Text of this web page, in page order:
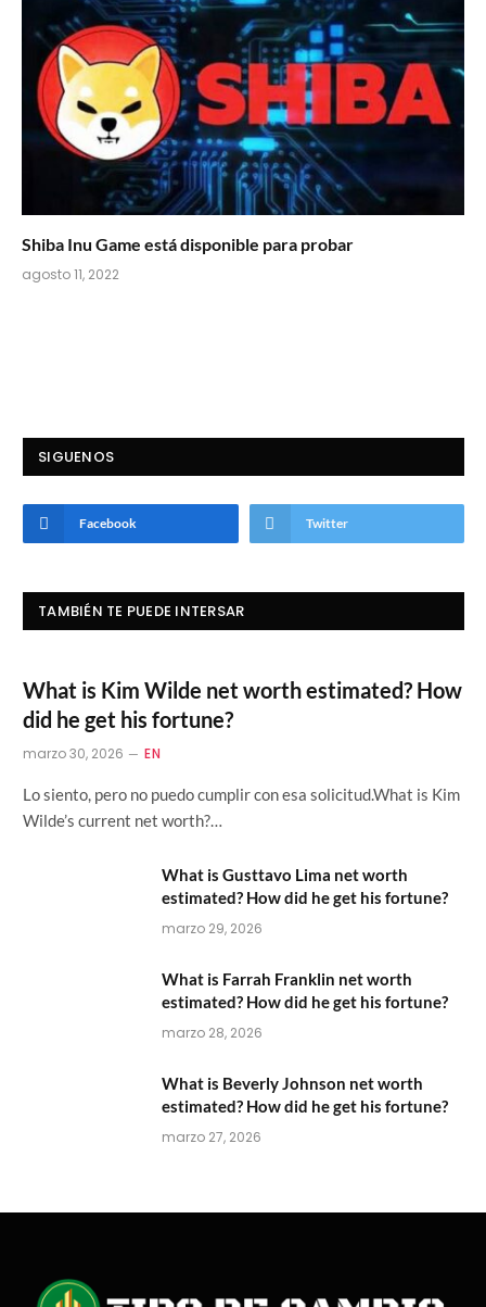
Shiba Inu Game está disponible para probar
agosto 11, 2022
SIGUENOS
Facebook Twitter
TAMBIÉN TE PUEDE INTERSAR
What is Kim Wilde net worth estimated? How
did he get his fortune?
marzo 30, 2026 EN
Lo siento, pero no puedo cumplir con esa solicitud.What is Kim
Wilde’s current net worth?…
What is Gusttavo Lima net worth
estimated? How did he get his fortune?
marzo 29, 2026
What is Farrah Franklin net worth
estimated? How did he get his fortune?
marzo 28, 2026
What is Beverly Johnson net worth
estimated? How did he get his fortune?
marzo 27, 2026